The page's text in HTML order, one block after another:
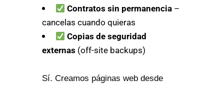
Contratos sin permanencia –
cancelas cuando quieras
Copias de seguridad
externas (off-site backups)
Sí. Creamos páginas web desde